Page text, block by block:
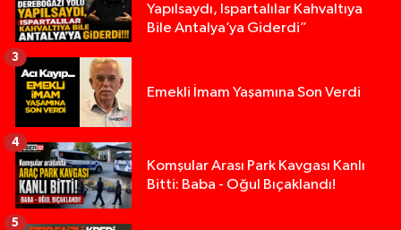
Yapılsaydı, Ispartalılar Kahvaltıya
Bile Antalya’ya Giderdi”
Emekli İmam Yaşamına Son Verdi
3
Komşular Arası Park Kavgası Kanlı
Bitti: Baba - Oğul Bıçaklandı!
4
5